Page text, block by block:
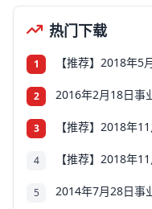
热门下载
1 【推荐】2018年
2 2016年2月18日事
3 【推荐】2018年
4 【推荐】2018年
5 2014年7月28日事